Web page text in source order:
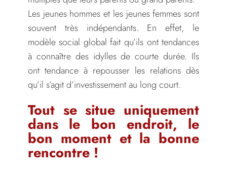
Les jeunes hommes et les jeunes femmes sont
souvent très indépendants. En effet, le
modèle social global fait qu’ils ont tendances
à connaître des idylles de courte durée. Ils
ont tendance à repousser les relations dès
qu’il s’agit d’investissement au long court.
Tout se situe uniquement
dans le bon endroit, le
bon moment et la bonne
rencontre !